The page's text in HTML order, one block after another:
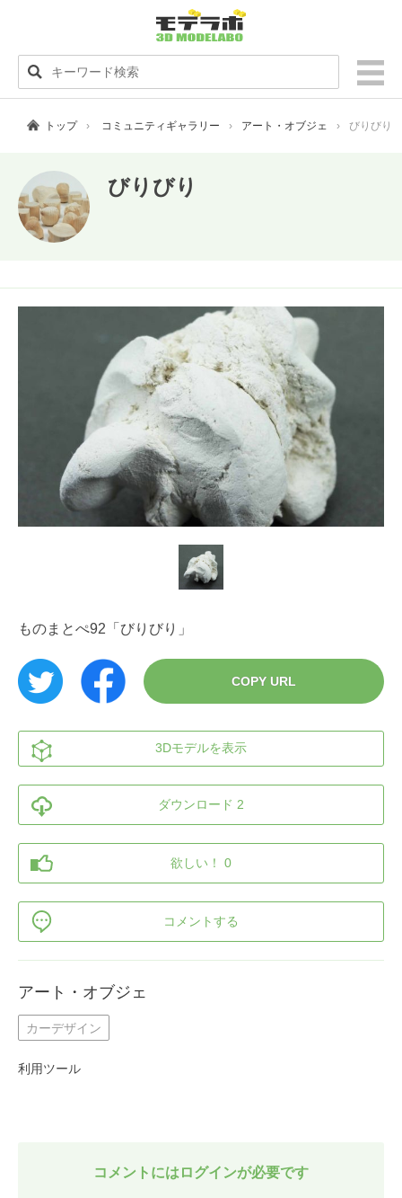
トップ コミュニティギャラリー アート・オブジェ びりびり
びりびり
ものまとぺ92「びりびり」
COPY URL
3Dモデルを表示
ダウンロード 2
欲しい！ 0
コメントする
アート・オブジェ
カーデザイン
利用ツール
コメントにはログインが必要です